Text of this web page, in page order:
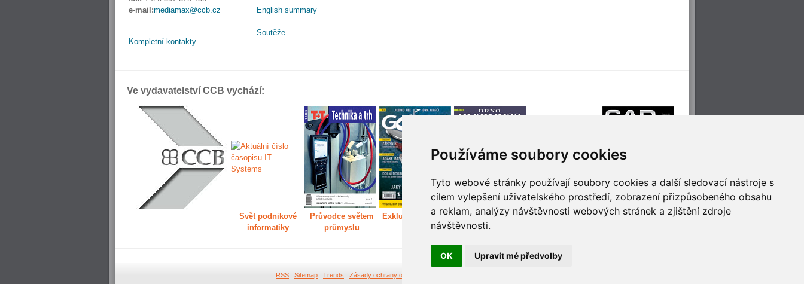
Používáme soubory cookies
Tyto webové stránky používají soubory cookies a další sledovací nástroje s
cílem vylepšení uživatelského prostředí, zobrazení přizpůsobeného obsahu
a reklam, analýzy návštěvnosti webových stránek a zjištění zdroje
návštěvnosti.
OK Upravit mé předvolby
e-mail:mediamax@ccb.cz
Kompletní kontakty
English summary
Soutěže
Ve vydavatelství CCB vychází:
Svět podnikové
informatiky
Průvodce světem
průmyslu
Exkluzivně světem
Děláme Brno větší Příjemné cestování
Technologie pro
RSS Sitemap Trends Zásady ochrany osobních údajů